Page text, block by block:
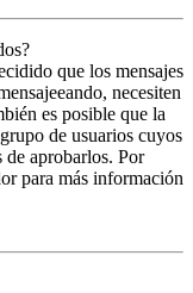
que los mensajes
necesiten
es posible que la
de usuarios cuyos
de aprobarlos. Por
para más información